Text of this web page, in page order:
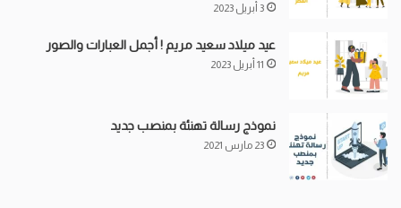
3 أبريل 2023
عيد ميلاد سعيد مريم ! أجمل العبارات والصور
11 أبريل 2023
نموذج رسالة تهنئة بمنصب جديد
23 مارس 2021